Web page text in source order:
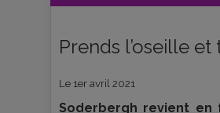
Prends l’oseille
Le 1er avril 2021
Soderbergh revient en